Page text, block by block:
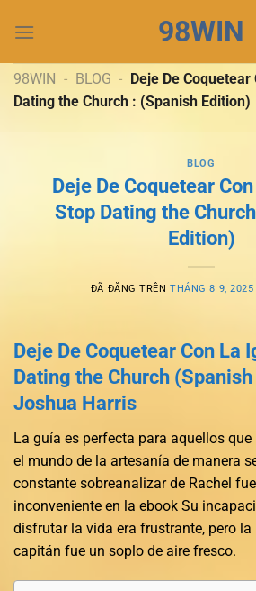
đến
dung
98WIN
98WIN - BLOG - Deje De
Dating the Church : (Spanish Edition)
BLOG
Deje De Coquetear
Stop Dating the
Edition)
ĐÃ ĐĂNG TRÊNTHÁNG 8 9, 2025
Deje De Coquetear Con La
Dating the Church
Joshua Harris
La guía es perfecta para aquellos
el mundo de la artesanía de manera
constante sobreanalizar de Rachel
inconveniente en la ebook Su
disfrutar la vida era frustrante, pero la
capitán fue un soplo de aire fresco.